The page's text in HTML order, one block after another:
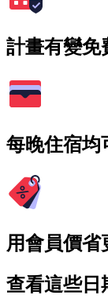
計畫有變免
每晚住宿均
用會員價省
查看這些日